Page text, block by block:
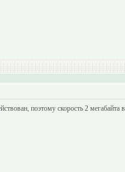
поэтому скорость 2 мегабайта